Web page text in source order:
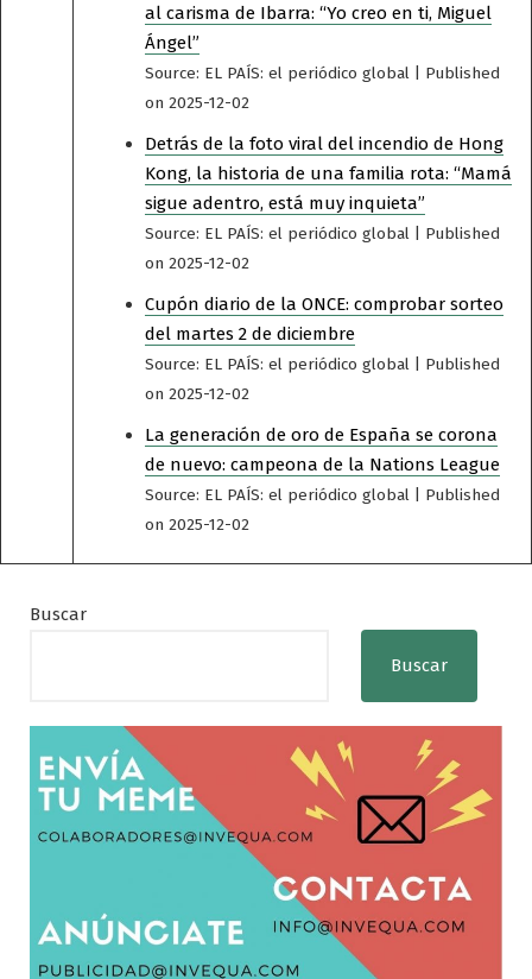
al carisma de Ibarra: “Yo creo en ti, Miguel
Ángel”
Source: EL PAÍS: el periódico global
Published
on 2025-12-02
Detrás de la foto viral del incendio de Hong
Kong, la historia de una familia rota: “Mamá
sigue adentro, está muy inquieta”
Source: EL PAÍS: el periódico global
Published
on 2025-12-02
Cupón diario de la ONCE: comprobar sorteo
del martes 2 de diciembre
Source: EL PAÍS: el periódico global
Published
on 2025-12-02
La generación de oro de España se corona
de nuevo: campeona de la Nations League
Source: EL PAÍS: el periódico global
Published
on 2025-12-02
Buscar
Buscar